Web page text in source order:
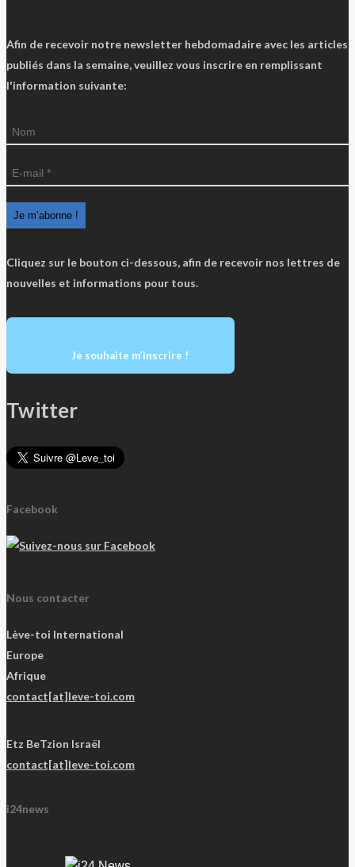
Afin de recevoir notre newsletter hebdomadaire avec les articles
publiés dans la semaine, veuillez vous inscrire en remplissant
l'information suivante:
Cliquez sur le bouton ci-dessous, afin de recevoir nos lettres de
nouvelles et informations pour tous.
Je souhaite m’inscrire !
Twitter
Facebook
Nous contacter
Lève-toi International
Europe
Afrique
contact[at]leve-toi.com
Etz BeTzion Israël
contact[at]leve-toi.com
i24news